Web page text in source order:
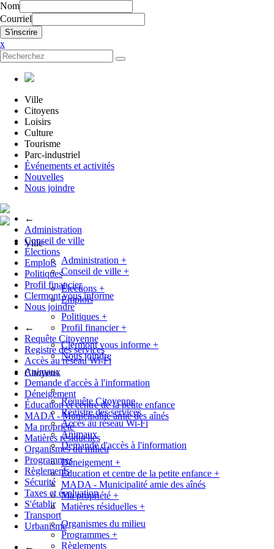
Nom
Courriel
x
Ville
Citoyens
Loisirs
Culture
Tourisme
Parc-industriel
Événements et activités
Nouvelles
Nous joindre
←
Administration
Conseil de ville
Élections
Emplois
Politiques
Profil financier
Clermont vous informe
Nous joindre
←
Requête Citoyenne
Registre des services
Accès au réseau Wi-Fi
Animaux
Demande d'accès à l'information
Déneigement
Éducation et centre de la petite enfance
MADA - Municipalité amie des aînés
Ma propriété
Matières résiduelles
Organismes du milieu
Programmes
Règlements
Sécurité
Taxes et évaluation
S'établir
Transport
Urbanisme
←
Ville
Administration +
Conseil de ville +
Élections +
Emplois
Politiques +
Profil financier+
Clermont vous informe +
Nous joindre
Citoyens
Requête Citoyenne
Registre des services
Accès au réseau Wi-Fi
Animaux
Demande d'accès à l'information
Déneigement +
Éducation et centre de la petite enfance +
MADA - Municipalité amie des aînés
Ma propriété +
Matières résiduelles +
Organismes du milieu
Programmes +
Règlements